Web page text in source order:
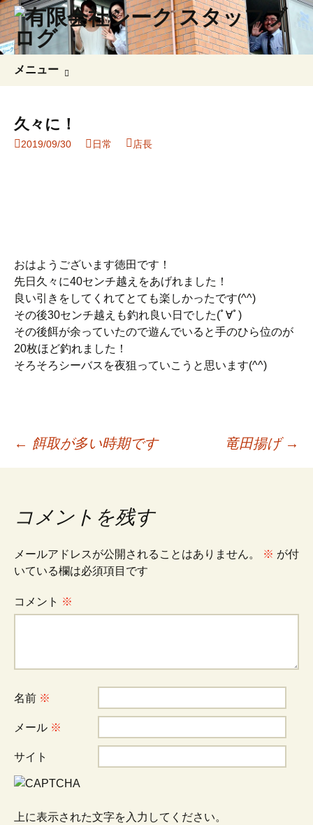
メニュー
ツ
へ
久々に！
2019/09/30 日常 店長
おはようございます徳田です！
先日久々に40センチ越えをあげれました！
良い引きをしてくれてとても楽しかったです(^^)
その後30センチ越えも釣れ良い日でした(ﾟ∀ﾟ)
その後餌が余っていたので遊んでいると手のひら位のが
20枚ほど釣れました！
そろそろシーバスを夜狙っていこうと思います(^^)
投
ナ
ビ
ゲ
ー
シ
ョ
ン
← 餌取が多い時期です 竜田揚げ →
コメントを残す
メールアドレスが公開されることはありません。 ※ が付
いている欄は必須項目です
コメント ※
名前 ※
メール ※
サイト
上に表示された文字を入力してください。